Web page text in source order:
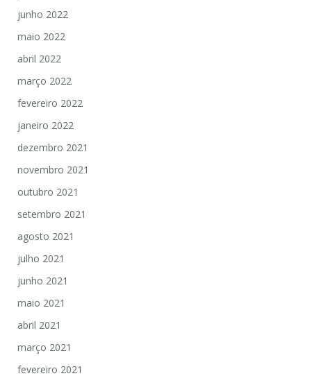
junho 2022
maio 2022
abril 2022
março 2022
fevereiro 2022
janeiro 2022
dezembro 2021
novembro 2021
outubro 2021
setembro 2021
agosto 2021
julho 2021
junho 2021
maio 2021
abril 2021
março 2021
fevereiro 2021